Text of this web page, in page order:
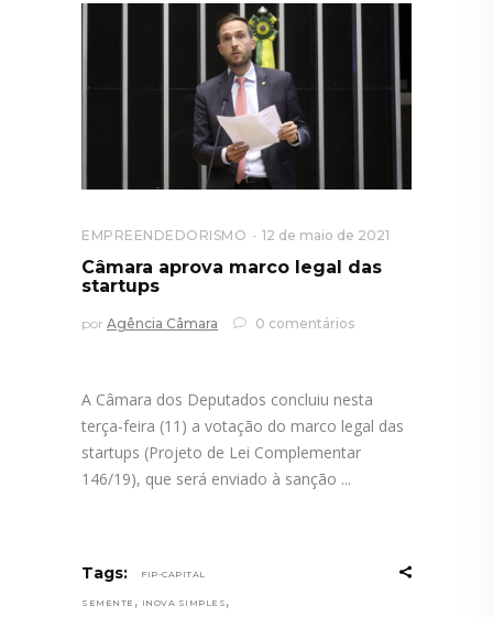
EMPREENDEDORISMO 12 de maio de 2021
Câmara aprova marco legal das
startups
por Agência Câmara 0 comentários
A Câmara dos Deputados concluiu nesta
terça-feira (11) a votação do marco legal das
startups (Projeto de Lei Complementar
146/19), que será enviado à sanção
Tags: FIP-CAPITAL
SEMENTE , INOVA SIMPLES ,